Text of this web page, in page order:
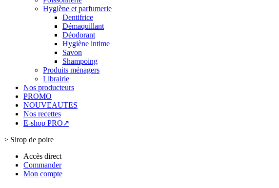
Hygiène et parfumerie
Dentifrice
Démaquillant
Déodorant
Hygiène intime
Savon
Shampoing
Produits ménagers
Librairie
Nos producteurs
PROMO
NOUVEAUTES
Nos recettes
E-shop PRO↗
> Sirop de poire
Accès direct
Commander
Mon compte